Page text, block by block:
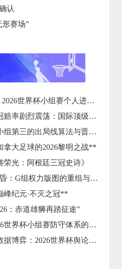
认
形赛场”
世界杯小组赛个人进球全记录
烈震荡：国际顶级机构最新榜单出炉
三的出局线算法与晋级门槛推演
拿大足球的2026黎明之战**
荣光：阿根廷三冠史诗》
G组权力版图的重组与裂变”
峰纪元·不灭之冠**
：赤道雄狮再踏征途”
杯小组赛防守体系的极致博弈
：2026世界杯舆论风暴的多维解构**